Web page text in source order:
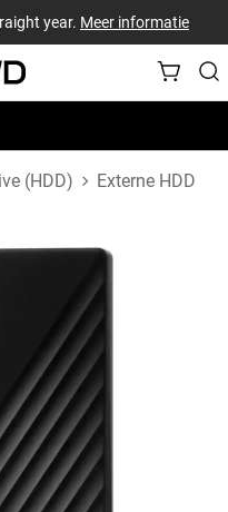
year. Meer informatie
(HDD) Externe HDD